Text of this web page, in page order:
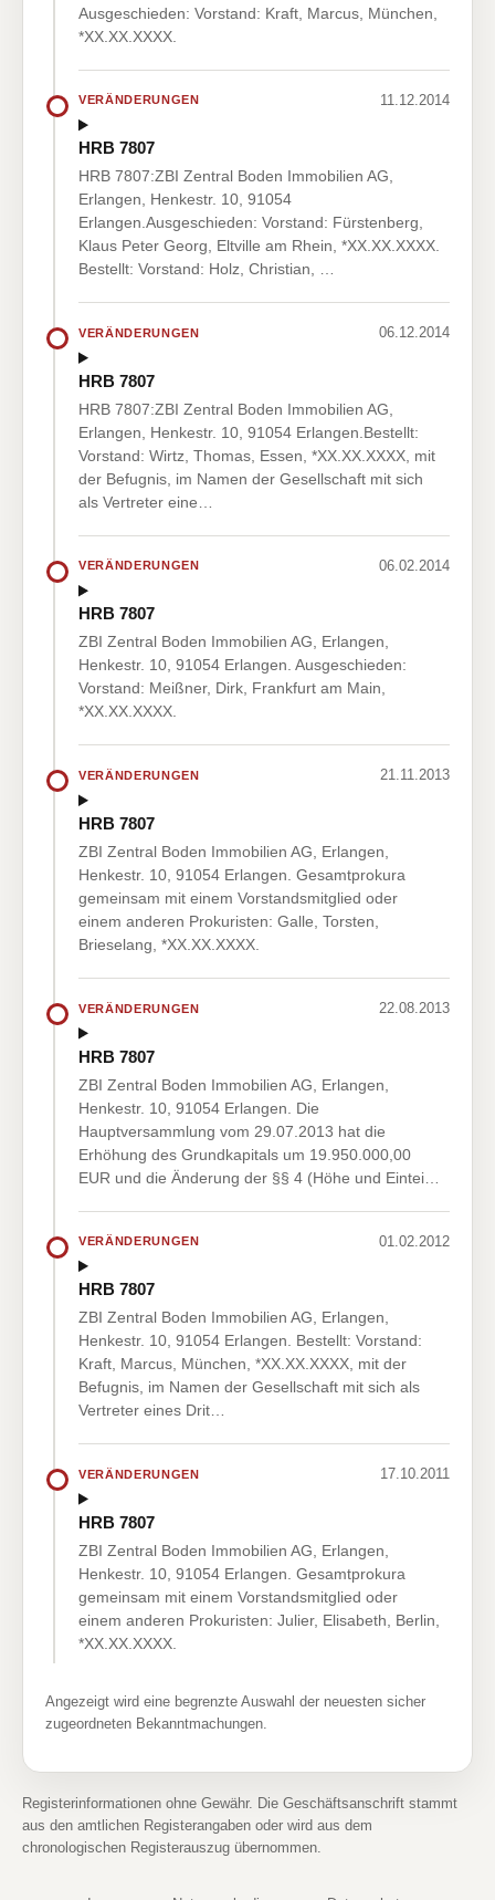
Ausgeschieden: Vorstand: Kraft, Marcus, München,
*XX.XX.XXXX.
VERÄNDERUNGEN 11.12.2014
HRB 7807
HRB 7807:ZBI Zentral Boden Immobilien AG,
Erlangen, Henkestr. 10, 91054
Erlangen.Ausgeschieden: Vorstand: Fürstenberg,
Klaus Peter Georg, Eltville am Rhein, *XX.XX.XXXX.
Bestellt: Vorstand: Holz, Christian, …
VERÄNDERUNGEN 06.12.2014
HRB 7807
HRB 7807:ZBI Zentral Boden Immobilien AG,
Erlangen, Henkestr. 10, 91054 Erlangen.Bestellt:
Vorstand: Wirtz, Thomas, Essen, *XX.XX.XXXX, mit
der Befugnis, im Namen der Gesellschaft mit sich
als Vertreter eine…
VERÄNDERUNGEN 06.02.2014
HRB 7807
ZBI Zentral Boden Immobilien AG, Erlangen,
Henkestr. 10, 91054 Erlangen. Ausgeschieden:
Vorstand: Meißner, Dirk, Frankfurt am Main,
*XX.XX.XXXX.
VERÄNDERUNGEN 21.11.2013
HRB 7807
ZBI Zentral Boden Immobilien AG, Erlangen,
Henkestr. 10, 91054 Erlangen. Gesamtprokura
gemeinsam mit einem Vorstandsmitglied oder
einem anderen Prokuristen: Galle, Torsten,
Brieselang, *XX.XX.XXXX.
VERÄNDERUNGEN 22.08.2013
HRB 7807
ZBI Zentral Boden Immobilien AG, Erlangen,
Henkestr. 10, 91054 Erlangen. Die
Hauptversammlung vom 29.07.2013 hat die
Erhöhung des Grundkapitals um 19.950.000,00
EUR und die Änderung der §§ 4 (Höhe und Eintei…
VERÄNDERUNGEN 01.02.2012
HRB 7807
ZBI Zentral Boden Immobilien AG, Erlangen,
Henkestr. 10, 91054 Erlangen. Bestellt: Vorstand:
Kraft, Marcus, München, *XX.XX.XXXX, mit der
Befugnis, im Namen der Gesellschaft mit sich als
Vertreter eines Drit…
VERÄNDERUNGEN 17.10.2011
HRB 7807
ZBI Zentral Boden Immobilien AG, Erlangen,
Henkestr. 10, 91054 Erlangen. Gesamtprokura
gemeinsam mit einem Vorstandsmitglied oder
einem anderen Prokuristen: Julier, Elisabeth, Berlin,
*XX.XX.XXXX.
Angezeigt wird eine begrenzte Auswahl der neuesten sicher
zugeordneten Bekanntmachungen.
Registerinformationen ohne Gewähr. Die Geschäftsanschrift stammt
aus den amtlichen Registerangaben oder wird aus dem
chronologischen Registerauszug übernommen.